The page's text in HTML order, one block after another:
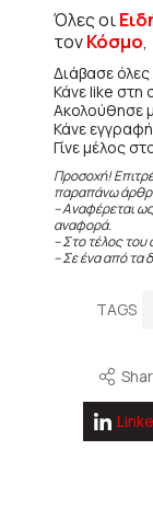
Όλες οι
τονΚόσμο,
Διάβασε όλες
Κάνε like στη
Ακολούθησε
Κάνε
Γίνε μέλος
Προσοχή!
παραπάνω
– Αναφέρεται
αναφορά.
– Στο τέλος
– Σε ένα από τα
TAGS